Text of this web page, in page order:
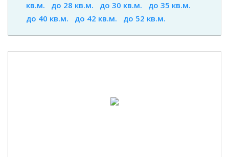
кв.м.
до 28 кв.м. до 30 кв.м.
до 35 кв.м.
до 40 кв.м.
до 42 кв.м. до 52 кв.м.